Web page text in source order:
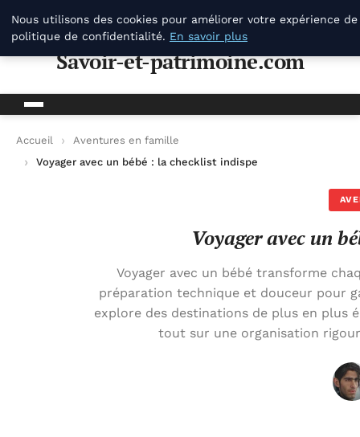
Savoir-et-patrimoine.com
Savoir-et-patrimoine.com
Accueil
Aventures en famille
Voyager avec un bébé : la checklist indispensable
Voyager avec un
Voyager avec un bébé transforme
préparation technique et douceur pour
explore des destinations de plus en plus
tout sur une organisation
Nous utilisons des cookies pour améliorer votre expérience
politique de confidentialité. En savoir plus